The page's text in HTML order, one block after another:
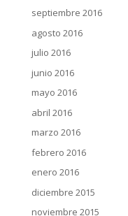
septiembre 2016
agosto 2016
julio 2016
junio 2016
mayo 2016
abril 2016
marzo 2016
febrero 2016
enero 2016
diciembre 2015
noviembre 2015